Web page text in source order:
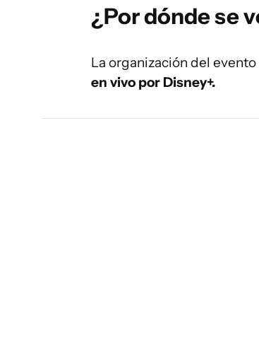
¿Por dónde se
La organización del
en vivo por Disney+.